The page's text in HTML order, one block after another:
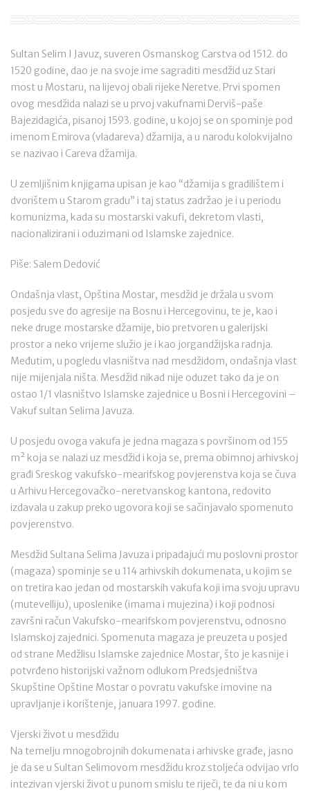
Sultan Selim I Javuz, suveren Osmanskog Carstva od 1512. do
1520 godine, dao je na svoje ime sagraditi mesdžid uz Stari
most u Mostaru, na lijevoj obali rijeke Neretve. Prvi spomen
ovog mesdžida nalazi se u prvoj vakufnami Derviš-paše
Bajezidagića, pisanoj 1593. godine, u kojoj se on spominje pod
imenom Emirova (vladareva) džamija, a u narodu kolokvijalno
se nazivao i Careva džamija.
U zemljišnim knjigama upisan je kao “džamija s gradilištem i
dvorištem u Starom gradu” i taj status zadržao je i u periodu
komunizma, kada su mostarski vakufi, dekretom vlasti,
nacionalizirani i oduzimani od Islamske zajednice.
Piše: Salem Dedović
Ondašnja vlast, Opština Mostar, mesdžid je držala u svom
posjedu sve do agresije na Bosnu i Hercegovinu, te je, kao i
neke druge mostarske džamije, bio pretvoren u galerijski
prostor a neko vrijeme služio je i kao jorgandžijska radnja.
Međutim, u pogledu vlasništva nad mesdžidom, ondašnja vlast
nije mijenjala ništa. Mesdžid nikad nije oduzet tako da je on
ostao 1/1 vlasništvo Islamske zajednice u Bosni i Hercegovini –
Vakuf sultan Selima Javuza.
U posjedu ovoga vakufa je jedna magaza s površinom od 155
m² koja se nalazi uz mesdžid i koja se, prema obimnoj arhivskoj
građi Sreskog vakufsko-mearifskog povjerenstva koja se čuva
u Arhivu Hercegovačko-neretvanskog kantona, redovito
izdavala u zakup preko ugovora koji se sačinjavalo spomenuto
povjerenstvo.
Mesdžid Sultana Selima Javuza i pripadajući mu poslovni prostor
(magaza) spominje se u 114 arhivskih dokumenata, u kojim se
on tretira kao jedan od mostarskih vakufa koji ima svoju upravu
(mutevelliju), uposlenike (imama i mujezina) i koji podnosi
završni račun Vakufsko-mearifskom povjerenstvu, odnosno
Islamskoj zajednici. Spomenuta magaza je preuzeta u posjed
od strane Medžlisu Islamske zajednice Mostar, što je kasnije i
potvrđeno historijski važnom odlukom Predsjedništva
Skupštine Opštine Mostar o povratu vakufske imovine na
upravljanje i korištenje, januara 1997. godine.
Vjerski život u mesdžidu
Na temelju mnogobrojnih dokumenata i arhivske građe, jasno
je da se u Sultan Selimovom mesdžidu kroz stoljeća odvijao vrlo
intezivan vjerski život u punom smislu te riječi, te da ni u kom